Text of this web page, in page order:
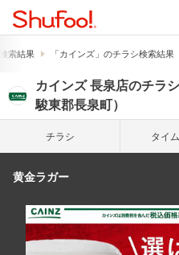
索結果 「カインズ」のチラシ検索結果
カインズ 長泉店のチラ
駿東郡長泉町）
チラシ タイム
黄金ラガー